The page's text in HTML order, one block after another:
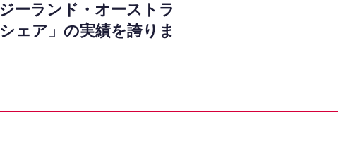
ーランド・オーストラ
ェア」の実績を誇りま